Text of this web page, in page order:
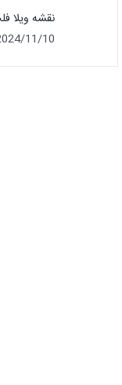
نقشه ویلا
11/10